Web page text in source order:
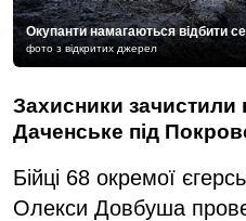
Окупанти намагаються відбити
фото з відкритих джерел
Захисники зачистили
Даченське під
Бійці 68 окремої
Олекси Довбуша